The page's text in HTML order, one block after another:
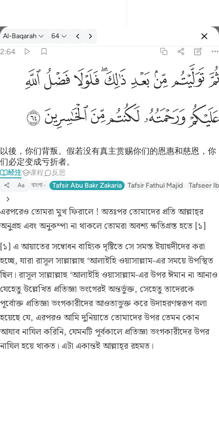
经注: Al-Baqarah 2:64
Al-Baqarah 64
2:64
من بعد ذالك فلولا فضل الله عليكم ورحمته لكنتم من الخاسرين ٦٤
فَضْلُ ٱللَّهِ عَلَيْكُمْ وَرَحْمَتُهُۥ لَكُنتُم مِّنَ ٱلْخَـٰسِرِينَ ٦٤
ﱪﱫﱬﱭﱮﱯﱰﱱﱲ
ﱳﱴﱵﱶﱷﱸ
以後，你们背叛。假若没有真主赏赐你们的恩惠和慈恩，你
们必定变成亏折者。
经注 课程 反思
Aa বাংলা Tafsir Abu Bakr Zakaria Tafsir Fathul Majid Tafseer
এরপরেও তোমরা মুখ ফিরালে ! অতঃপর তোমাদের প্রতি আল্লাহ্‌র
অনুগ্রহ এবং অনুকম্পা না থাকলে তোমরা অবশ্য ক্ষতিগ্রস্ত হতে [১]
[১] এ আয়াতের সম্বোধন বাহ্যিক দৃষ্টিতে সে সমস্ত ইয়াহুদীদের করা
হচ্ছে, যারা রাসূল সাল্লাল্লাহু ‘আলাইহি ওয়াসাল্লাম-এর সময়ে উপস্থিত
ছিল। রাসূল সাল্লাল্লাহু ‘আলাইহি ওয়াসাল্লাম-এর উপর ঈমান না আনাও
যেহেতু উল্লেখিত প্রতিজ্ঞা ভংগেরই অন্তর্ভুক্ত, সেহেতু তাদেরকে
পূর্বোক্ত প্রতিজ্ঞা ভংগকারীদের আওতাভুক্ত করে উদাহরণস্বরূপ বলা
হয়েছে যে, এরপরও আমি দুনিয়াতে তোমাদের উপর তেমন কোন
আযাব নাযিল করিনি, যেমনটি পূর্বকালে প্রতিজ্ঞা ভংগকারীদের উপর
নাযিল হয়ে থাকত। এটা একান্তই আল্লাহ্‌র রহমত।